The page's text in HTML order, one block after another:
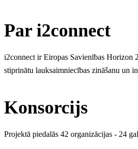
Par i2connect
i2connect ir Eiropas Savienības Horizon
stiprinātu lauksaimniecības zināšanu un
Konsorcijs
Projektā piedalās 42 organizācijas - 24